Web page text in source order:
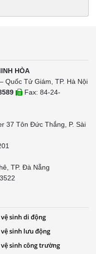
HÒA
Quốc Tử Giám, TP. Hà Nội
Fax: 84-24-
37 Tôn Đức Thắng, P. Sài
TP. Đà Nẵng
sinh di động
sinh lưu động
sinh công trường